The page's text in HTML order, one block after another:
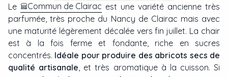
Le Commun de Clairac est une variété ancienne très
parfumée, très proche du Nancy de Clairac mais avec
une maturité légèrement décalée vers fin juillet. La chair
est à la fois ferme et fondante, riche en sucres
concentrés. Idéale pour produire des abricots secs de
qualité artisanale , et très aromatique à la cuisson. Si